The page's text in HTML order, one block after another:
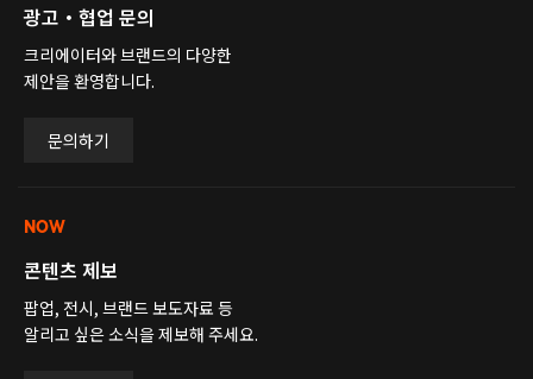
광고・협업 문의
크리에이터와 브랜드의 다양한
제안을 환영합니다.
문의하기
NOW
콘텐츠 제보
팝업, 전시, 브랜드 보도자료 등
알리고 싶은 소식을 제보해 주세요.